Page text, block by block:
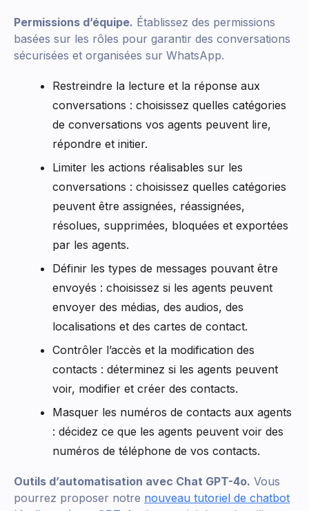
Permissions d’équipe. Établissez des permissions
basées sur les rôles pour garantir des conversations
sécurisées et organisées sur WhatsApp.
Restreindre la lecture et la réponse aux
conversations : choisissez quelles catégories
de conversations vos agents peuvent lire,
répondre et initier.
Limiter les actions réalisables sur les
conversations : choisissez quelles catégories
peuvent être assignées, réassignées,
résolues, supprimées, bloquées et exportées
par les agents.
Définir les types de messages pouvant être
envoyés : choisissez si les agents peuvent
envoyer des médias, des audios, des
localisations et des cartes de contact.
Contrôler l’accès et la modification des
contacts : déterminez si les agents peuvent
voir, modifier et créer des contacts.
Masquer les numéros de contacts aux agents
: décidez ce que les agents peuvent voir des
numéros de téléphone de vos contacts.
Outils d’automatisation avec Chat GPT-4o. Vous
pourrez proposer notre nouveau tutoriel de chatbot